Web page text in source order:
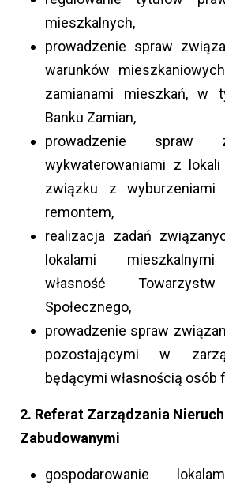
mieszkalnych,
prowadzenie spraw
warunków
zamianami mieszkań, w
Banku Zamian,
prowadzenie spraw
wykwaterowaniami z
związku z wyburzeniami
remontem,
realizacja zadań
lokalami
własność
Społecznego,
prowadzenie spraw
pozostającymi w
będącymi własnością osób
2. Referat Zarządzania
Zabudowanymi
gospodarowanie